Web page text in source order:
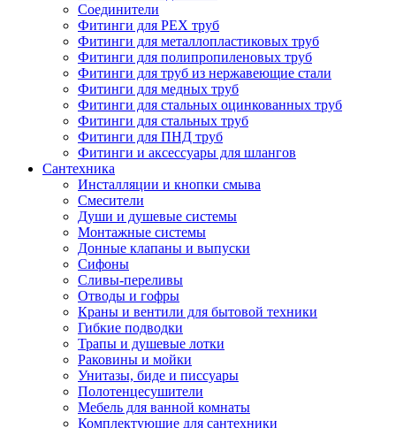
Соединители
Фитинги для PEX труб
Фитинги для металлопластиковых труб
Фитинги для полипропиленовых труб
Фитинги для труб из нержавеющие стали
Фитинги для медных труб
Фитинги для стальных оцинкованных труб
Фитинги для стальных труб
Фитинги для ПНД труб
Фитинги и аксессуары для шлангов
Сантехника
Инсталляции и кнопки смыва
Смесители
Души и душевые системы
Монтажные системы
Донные клапаны и выпуски
Сифоны
Сливы-переливы
Отводы и гофры
Краны и вентили для бытовой техники
Гибкие подводки
Трапы и душевые лотки
Раковины и мойки
Унитазы, биде и писсуары
Полотенцесушители
Мебель для ванной комнаты
Комплектующие для сантехники